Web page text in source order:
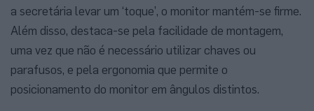
a secretária levar um ‘toque’, o monitor mantém-se firme.
Além disso, destaca-se pela facilidade de montagem,
uma vez que não é necessário utilizar chaves ou
parafusos, e pela ergonomia que permite o
posicionamento do monitor em ângulos distintos.